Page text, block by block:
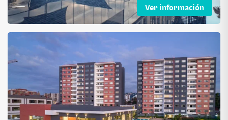
Ver información